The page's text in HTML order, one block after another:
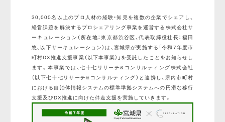
30,000名以上のプロ人材の経験・知見を複数の企業でシェアし、
経営課題を解決するプロシェアリング事業を運営する株式会社サ
ーキュレーション（所在地：東京都渋谷区、代表取締役社長：福田
悠、以下サーキュレーション）は、宮城県が実施する「令和7年度市
町村DX推進支援事業（以下本事業）」を受託したことをお知らせし
ます。本事業では、七十七リサーチ&コンサルティング株式会社
（以下七十七リサーチ&コンサルティング）と連携し、県内市町村
における自治体情報システムの標準準拠システムへの円滑な移行
支援及びDX推進に向けた伴走支援を実施していきます。